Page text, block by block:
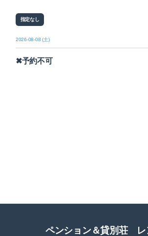
指定なし
2026-08-08 (土)
✖予約不可
ペンション＆貸別荘 レ